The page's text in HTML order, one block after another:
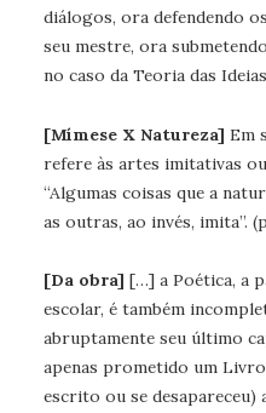
diálogos, ora defendendo
seu mestre, ora
no caso da Teoria das
[Mímese X Natureza] Em
refere às artes imitativas
“Algumas coisas que a
as outras, ao invés, imita”.
[Da obra] […] a Poética, a
escolar, é também
abruptamente seu último
apenas prometido um
escrito ou se desapareceu)